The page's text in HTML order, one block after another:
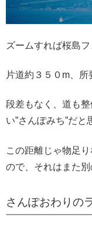
ズームすれば桜島フ
片道約３５０m、所
段差もなく、道も
い”さんぽみち”だと
この距離じゃ物足
ので、それはまた
さんぽおわりの